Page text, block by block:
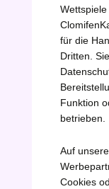
für die
Dritten.
Funktion
betrieben.
Auf
Cookies